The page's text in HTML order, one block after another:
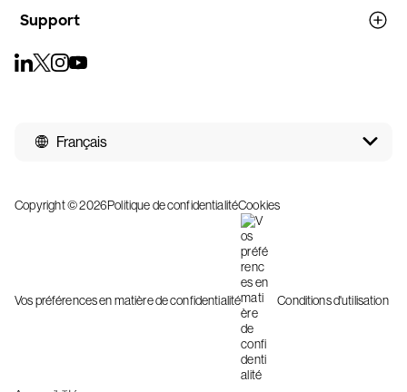
Support
Français
Copyright © 2026Politique de confidentialitéCookies
Vos préférences en matière de confidentialité Conditions d'utilisation